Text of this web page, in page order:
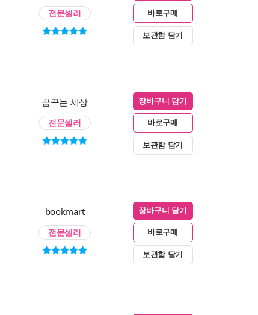
전문셀러 바로구매
보관함 담기
꿈꾸는 세상
전문셀러
장바구니 담기
바로구매
보관함 담기
bookmart
전문셀러
장바구니 담기
바로구매
보관함 담기